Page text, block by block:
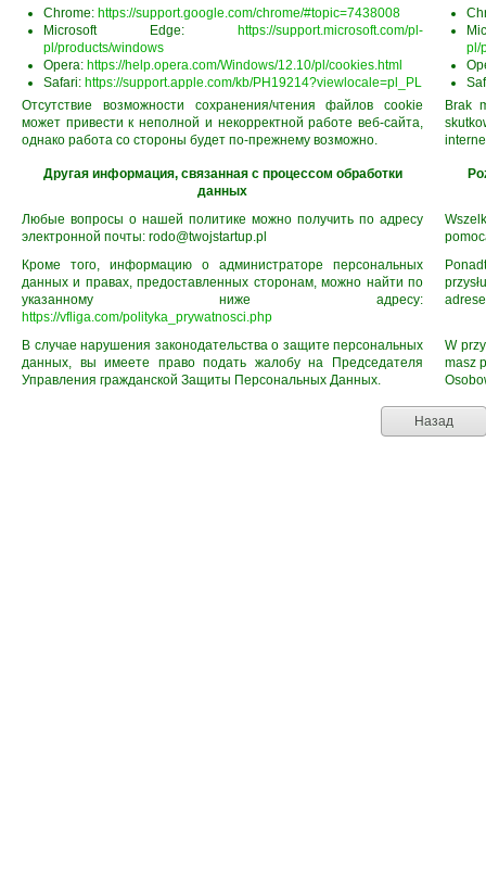
Chrome: https://support.google.com/chrome/#topic=7438008
Microsoft Edge: https://support.microsoft.com/pl-
pl/products/windows
Opera: https://help.opera.com/Windows/12.10/pl/cookies.html
Safari: https://support.apple.com/kb/PH19214?viewlocale=pl_PL
Отсутствие возможности сохранения/чтения файлов cookie
может привести к неполной и некорректной работе веб-сайта,
однако работа со стороны будет по-прежнему возможно.
pl/
Brak
Другая информация, связанная с процессом обработки
данных
Любые вопросы о нашей политике можно получить по адресу
электронной почты: rodo@twojstartup.pl
Кроме того, информацию о администраторе персональных
данных и правах, предоставленных сторонам, можно найти по
указанному ниже адресу:
https://vfliga.com/polityka_prywatnosci.php
В случае нарушения законодательства о защите персональных
данных, вы имеете право подать жалобу на Председателя
Управления гражданской Защиты Персональных Данных.
W
masz
Назад